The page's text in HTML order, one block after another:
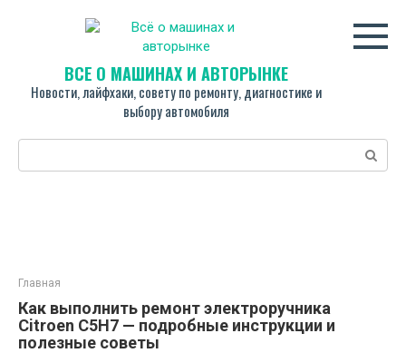
ВСЁ О МАШИНАХ И АВТОРЫНКЕ
Новости, лайфхаки, совету по ремонту, диагностике и
выбору автомобиля
Поиск:
Главная
Как выполнить ремонт электроручника
Citroen C5H7 — подробные инструкции и
полезные советы